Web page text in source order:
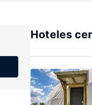
Hoteles